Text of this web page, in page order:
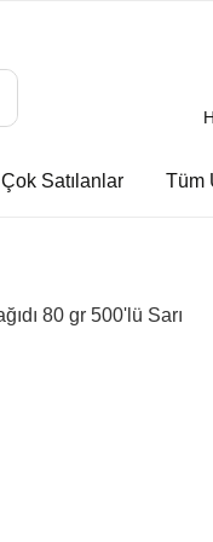
Çok Satılanlar Tüm
80 gr 500'lü Sarı